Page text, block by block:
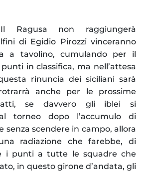
Il Ragusa non raggiungerà
di Egidio Pirozzi vinceranno
a tavolino, cumulando per il
in classifica, ma nell’attesa
rinuncia dei siciliani sarà
anche per le prossime
se davvero gli iblei si
torneo dopo l’accumulo di
scendere in campo, allora
radiazione che farebbe, di
i punti a tutte le squadre che
in questo girone d’andata, gli